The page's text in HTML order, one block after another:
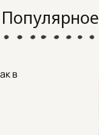
Популярное
в